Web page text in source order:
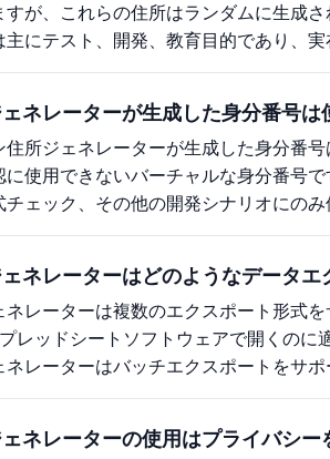
すが、これらの住所はランダムに生成
主にテスト、開発、教育目的であり、
ネレーターが生成した身分番号は
住所ジェネレーターが生成した身分番
使用できないバーチャルな身分番号
チェック、その他の開発シナリオにの
ネレーターはどのようなデータ
ネレーターは複数のエクスポート形式
レッドシートソフトウェアで開くのに
ネレーターはバッチエクスポートをサ
ネレーターの使用はプライバシー